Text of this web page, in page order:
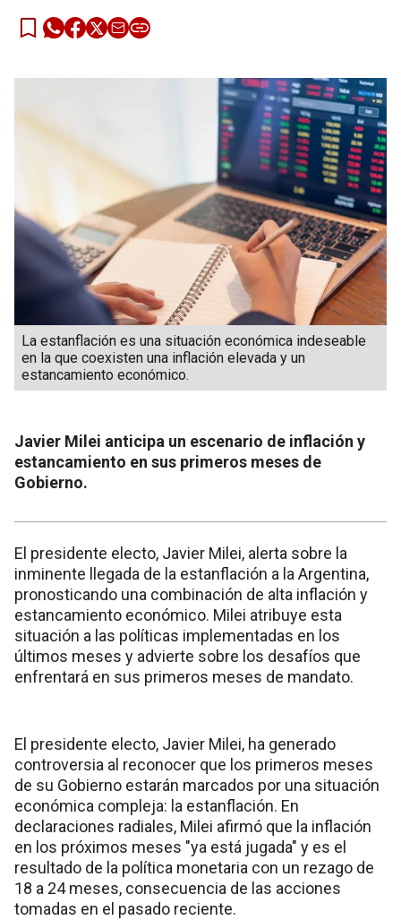
La estanflación es una situación económica indeseable
en la que coexisten una inflación elevada y un
estancamiento económico.
Javier Milei anticipa un escenario de inflación y
estancamiento en sus primeros meses de
Gobierno.
El presidente electo, Javier Milei, alerta sobre la
inminente llegada de la estanflación a la Argentina,
pronosticando una combinación de alta inflación y
estancamiento económico. Milei atribuye esta
situación a las políticas implementadas en los
últimos meses y advierte sobre los desafíos que
enfrentará en sus primeros meses de mandato.
El presidente electo, Javier Milei, ha generado
controversia al reconocer que los primeros meses
de su Gobierno estarán marcados por una situación
económica compleja: la estanflación. En
declaraciones radiales, Milei afirmó que la inflación
en los próximos meses "ya está jugada" y es el
resultado de la política monetaria con un rezago de
18 a 24 meses, consecuencia de las acciones
tomadas en el pasado reciente.